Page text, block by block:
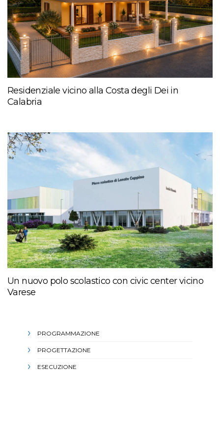
Residenziale vicino alla Costa degli Dei in
Calabria
Un nuovo polo scolastico con civic center vicino
Varese
PROGRAMMAZIONE
PROGETTAZIONE
ESECUZIONE